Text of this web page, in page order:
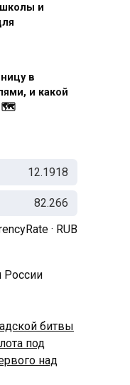
и
в
и какой
🗺️
12.1918
82.266
· RUB
России
битвы
под
над